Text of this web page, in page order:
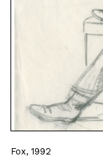
Fox, 1992